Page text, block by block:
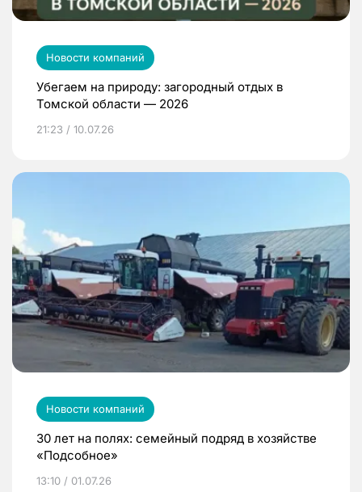
Новости компаний
Убегаем на природу: загородный отдых в
Томской области — 2026
21:23 / 10.07.26
Новости компаний
30 лет на полях: семейный подряд в хозяйстве
«Подсобное»
13:10 / 01.07.26